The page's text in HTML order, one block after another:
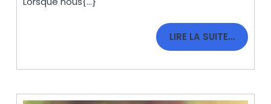
LIRE LA SUITE…LIRE
LA